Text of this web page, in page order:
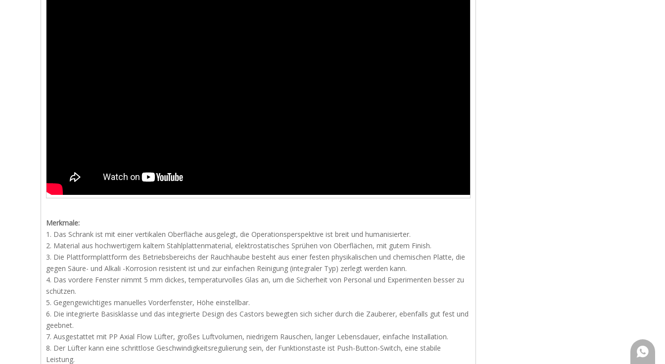
Merkmale:
1. Das Schrank ist mit einer vertikalen Oberfläche ausgelegt, die Operationsperspektive ist breit und humanisierter.
2. Material aus hochwertigem kaltem Stahlplattenmaterial, elektrostatisches Sprühen von Oberflächen, mit gutem Finish.
3. Die Plattformplattform des Betriebsbereichs der Rauchhaube besteht aus einer festen physikalischen und chemischen Platte, die
gegen Säure- und Alkali -Korrosion resistent ist und zur einfachen Reinigung (integraler Typ) zerlegt werden kann.
4. Das vordere Fenster nimmt 5 mm dickes, temperaturvolles Glas an, um die Sicherheit von Personal und Experimenten besser zu
schützen.
5. Gegengewichtiges manuelles Vorderfenster, Höhe einstellbar.
6. Die integrierte Basisklasse und das integrierte Design des Castors bewegten sich sicher durch die Zauberer, ebenfalls gut fest und
geebnet.
7. Ausgestattet mit PP Axial Flow Lüfter, großes Luftvolumen, niedrigem Rauschen, langer Lebensdauer, einfache Installation.
8. Der Lüfter kann eine schrittlose Geschwindigkeitsregulierung sein, der Funktionstaste ist Push-Button-Switch, eine stabile
Leistung.